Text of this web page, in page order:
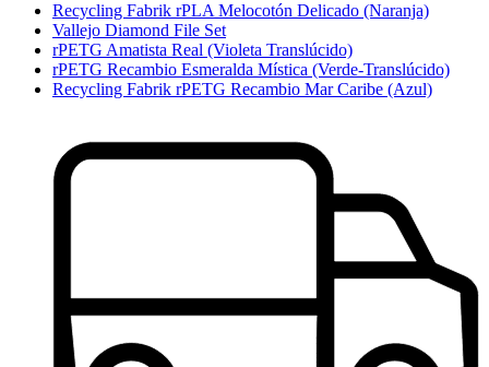
Recycling Fabrik rPLA Melocotón Delicado (Naranja)
Vallejo Diamond File Set
rPETG Amatista Real (Violeta Translúcido)
rPETG Recambio Esmeralda Mística (Verde-Translúcido)
Recycling Fabrik rPETG Recambio Mar Caribe (Azul)